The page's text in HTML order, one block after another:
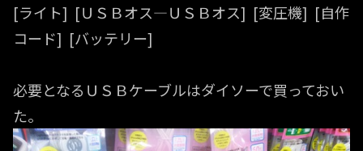
[ライト] [ＵＳＢオス—ＵＳＢオス] [変圧機] [自作
コード] [バッテリー]
必要となるＵＳＢケーブルはダイソーで買っておい
た。